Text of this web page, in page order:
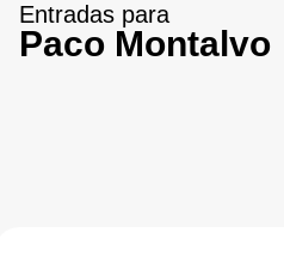
Entradas para
Paco Montalvo